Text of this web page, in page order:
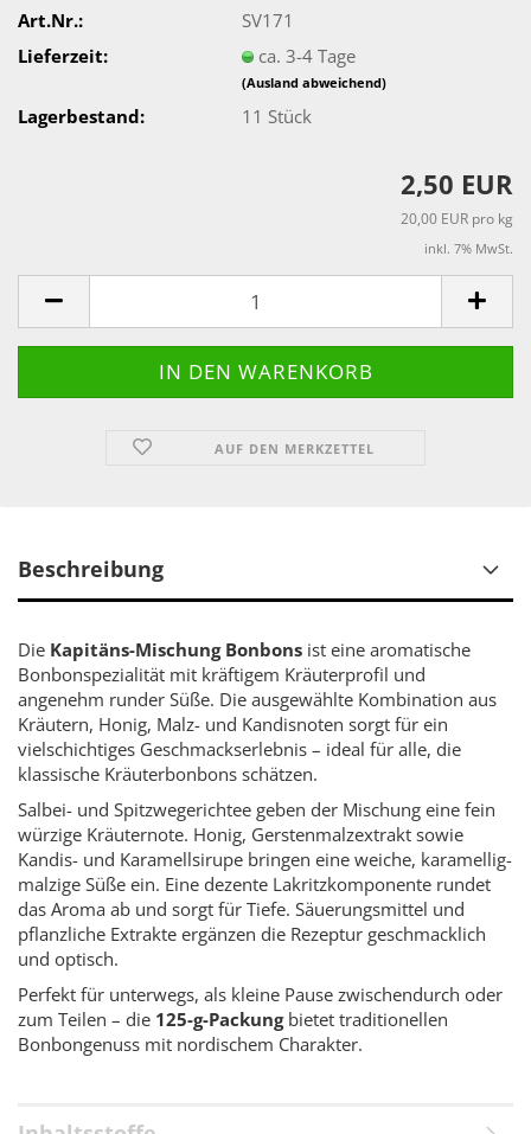
Art.Nr.:
SV171
Lieferzeit:
ca. 3-4 Tage
(Ausland abweichend)
Lagerbestand: 11 Stück
2,50 EUR
20,00 EUR pro kg
inkl. 7% MwSt.
AUF DEN MERKZETTEL
Beschreibung
Die Kapitäns-Mischung Bonbons ist eine aromatische
Bonbonspezialität mit kräftigem Kräuterprofil und
angenehm runder Süße. Die ausgewählte Kombination aus
Kräutern, Honig, Malz- und Kandisnoten sorgt für ein
vielschichtiges Geschmackserlebnis – ideal für alle, die
klassische Kräuterbonbons schätzen.
Salbei- und Spitzwegerichtee geben der Mischung eine fein
würzige Kräuternote. Honig, Gerstenmalzextrakt sowie
Kandis- und Karamellsirupe bringen eine weiche, karamellig-
malzige Süße ein. Eine dezente Lakritzkomponente rundet
das Aroma ab und sorgt für Tiefe. Säuerungsmittel und
pflanzliche Extrakte ergänzen die Rezeptur geschmacklich
und optisch.
Perfekt für unterwegs, als kleine Pause zwischendurch oder
zum Teilen – die 125-g-Packungbietet traditionellen
Bonbongenuss mit nordischem Charakter.